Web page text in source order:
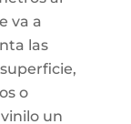
va a
las
o
un